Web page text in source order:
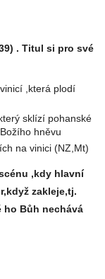
. Titul si pro své
,která plodí
sklízí pohanské
hněvu
na vinici (NZ,Mt)
,kdy hlavní
zakleje,tj.
ho Bůh nechává